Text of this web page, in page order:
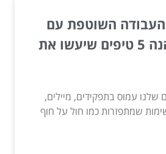
העבודה השוטפת עם
PRIORITY? הנה 5 טיפים שיעשו את
שלנו עמוס בתפקידים, מיילים,
שמתפזרות כמו חול על חוף